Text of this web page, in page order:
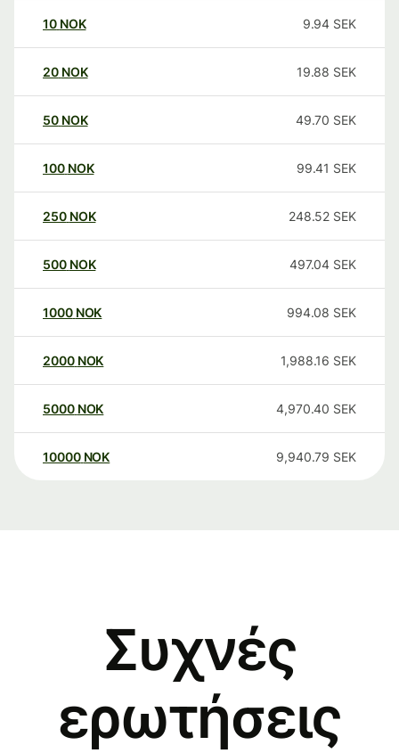
10 NOK 9.94 SEK
20 NOK 19.88 SEK
50 NOK 49.70 SEK
100 NOK 99.41 SEK
250 NOK 248.52 SEK
500 NOK 497.04 SEK
1000 NOK 994.08 SEK
2000 NOK 1,988.16 SEK
5000 NOK 4,970.40 SEK
10000 NOK 9,940.79 SEK
Συχνές
ερωτήσεις